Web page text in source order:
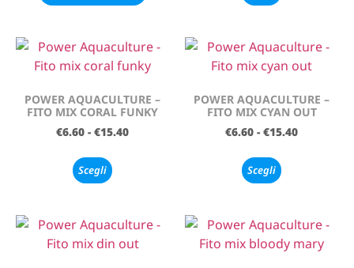
POWER AQUACULTURE –
FITO MIX CORAL FUNKY
€6.60 - €15.40
Scegli
POWER AQUACULTURE –
FITO MIX CYAN OUT
€6.60 - €15.40
Scegli